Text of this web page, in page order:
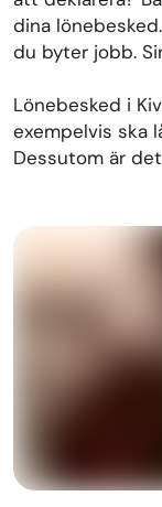
dina
du byter jobb.
Lönebesked i
exempelvis ska
Dessutom är